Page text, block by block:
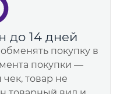
до 14 дней
покупку в
покупки —
товар не